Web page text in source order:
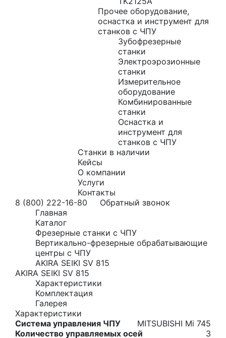
Прочее оборудование,
оснастка и инструмент для
станков с ЧПУ
Зубофрезерные
станки
Электроэрозионные
станки
Измерительное
оборудование
Комбинированные
станки
Оснастка и
инструмент для
станков с ЧПУ
Станки в наличии
Кейсы
О компании
Услуги
Контакты
8 (800) 222-16-80
Обратный звонок
Главная
Каталог
Фрезерные станки с ЧПУ
Вертикально-фрезерные обрабатывающие
центры с ЧПУ
AKIRA SEIKI SV 815
AKIRA SEIKI SV 815
Характеристики
Комплектация
Галерея
Характеристики
Система управления ЧПУ
MITSUBISHI Mi 745
Количество управляемых осей
3